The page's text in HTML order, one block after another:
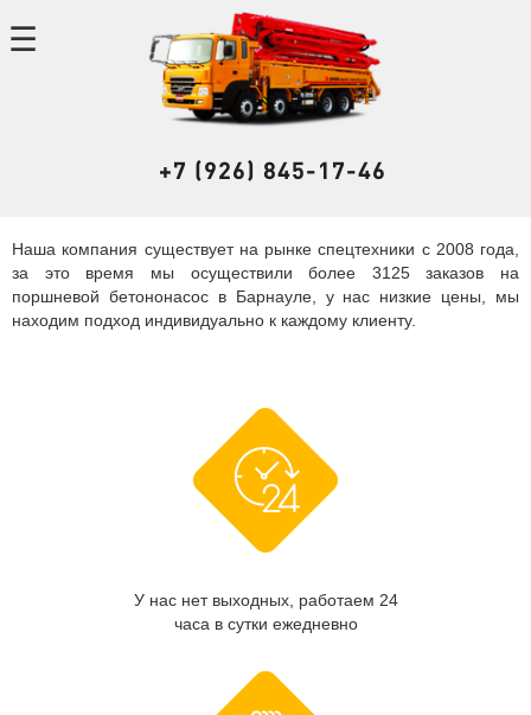
+7 (926) 845-17-46
Наша компания существует на рынке спецтехники с 2008 года,
за это время мы осуществили более 3125 заказов на
поршневой бетононасос в Барнауле, у нас низкие цены, мы
находим подход индивидуально к каждому клиенту.
У нас нет выходных, работаем 24
часа в сутки ежедневно